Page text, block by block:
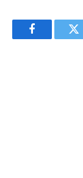
Facebook